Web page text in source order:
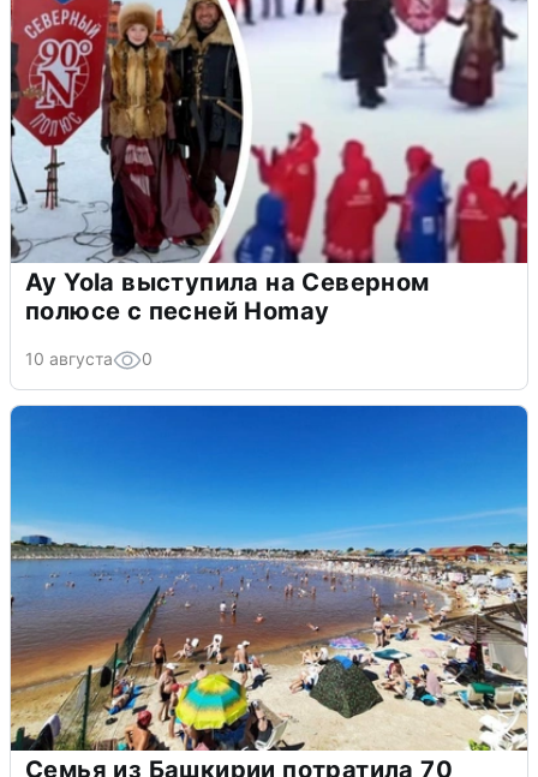
Ay Yola выступила на Северном
полюсе с песней Homay
10 августа 0
Семья из Башкирии потратила 70